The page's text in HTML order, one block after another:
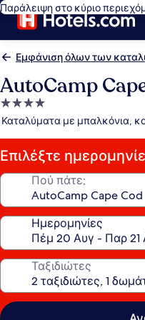
Παράλειψη στο κύριο
Εμφάνιση όλων των
AutoCamp
Κατάλυμα
με
αστέρια
Καταλύματα με μπαλκόνια,
Επιλέξτε
Πού πάτε;
Ημερομηνίες
Ταξιδιώτες